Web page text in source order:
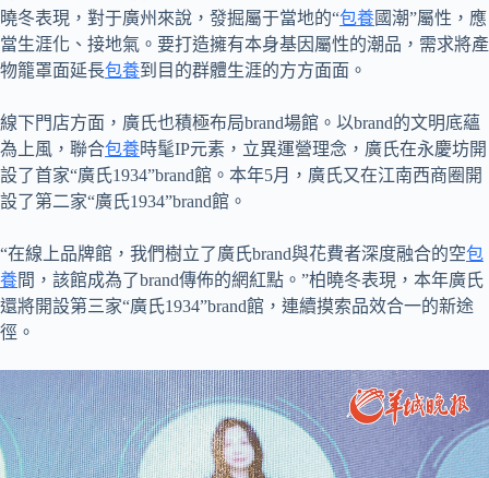
曉冬表現，對于廣州來說，發掘屬于當地的“包養國潮”屬性，應
當生涯化、接地氣。要打造擁有本身基因屬性的潮品，需求將產
物籠罩面延長包養到目的群體生涯的方方面面。
線下門店方面，廣氏也積極布局brand場館。以brand的文明底蘊
為上風，聯合包養時髦IP元素，立異運營理念，廣氏在永慶坊開
設了首家“廣氏1934”brand館。本年5月，廣氏又在江南西商圈開
設了第二家“廣氏1934”brand館。
“在線上品牌館，我們樹立了廣氏brand與花費者深度融合的空包
養間，該館成為了brand傳佈的網紅點。”柏曉冬表現，本年廣氏
還將開設第三家“廣氏1934”brand館，連續摸索品效合一的新途
徑。